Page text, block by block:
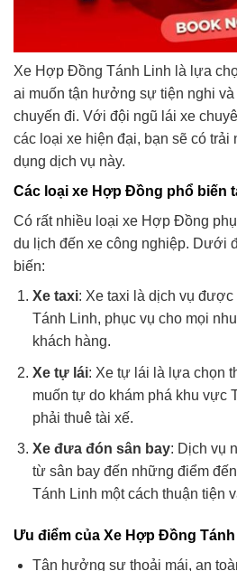
Xe Hợp Đồng Tánh Linh là lựa
ai muốn tận hưởng sự tiện nghi
chuyến đi. Với đội ngũ lái xe
các loại xe hiện đại, bạn sẽ có
dụng dịch vụ này.
Các loại xe Hợp Đồng phổ biến
Có rất nhiều loại xe Hợp Đồng
du lịch đến xe công nghiệp. Dưới
biến:
Xe taxi: Xe taxi là dịch vụ
Tánh Linh, phục vụ cho mọi
khách hàng.
Xe tự lái: Xe tự lái là lựa chọn
muốn tự do khám phá khu vực
phải thuê tài xế.
Xe đưa đón sân bay: Dịch vụ
từ sân bay đến những điểm
Tánh Linh một cách thuận tiện
Ưu điểm của Xe Hợp Đồng
Tận hưởng sự thoải mái, an